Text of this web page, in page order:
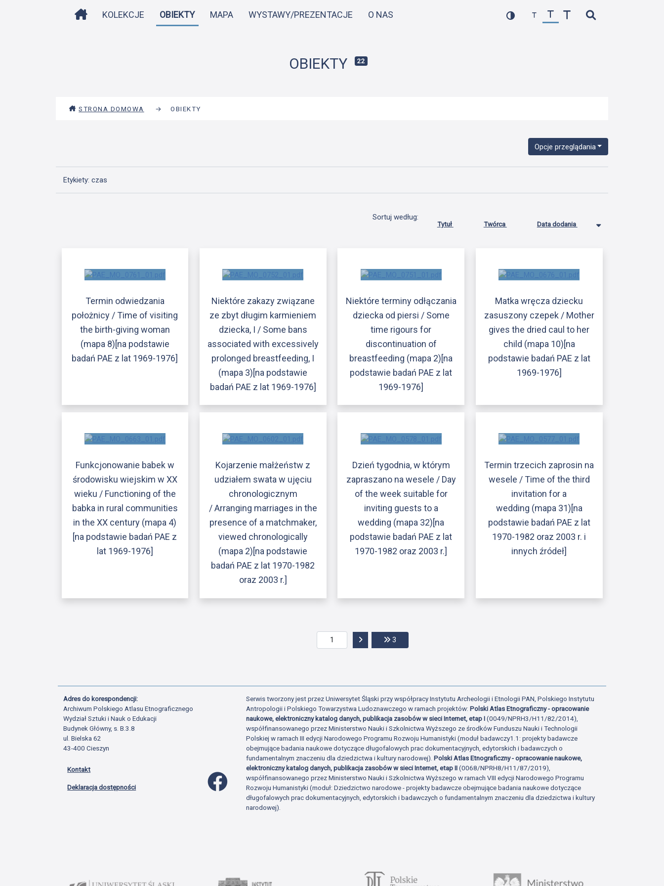
do
STRONA DOMOWA
KOLEKCJE OBIEKTY MAPA WYSTAWY/PREZENTACJE O NAS
OBIEKTY 22
STRONA DOMOWA → OBIEKTY
Opcje przeglądania
Etykiety: czas
Sortuj według:
Tytuł Twórca Data dodania
Termin odwiedzania
położnicy / Time of visiting
the birth-giving woman
(mapa 8)[na podstawie
badań PAE z lat 1969-1976]
Niektóre zakazy związane
ze zbyt długim karmieniem
dziecka, I / Some bans
associated with excessively
prolonged breastfeeding, I
(mapa 3)[na podstawie
badań PAE z lat 1969-1976]
Niektóre terminy odłączania
dziecka od piersi / Some
time rigours for
discontinuation of
breastfeeding (mapa 2)[na
podstawie badań PAE z lat
1969-1976]
Matka wręcza dziecku
zasuszony czepek / Mother
gives the dried caul to her
child (mapa 10)[na
podstawie badań PAE z lat
1969-1976]
Funkcjonowanie babek w
środowisku wiejskim w XX
wieku / Functioning of the
babka in rural communities
in the XX century (mapa 4)
[na podstawie badań PAE z
lat 1969-1976]
Kojarzenie małżeństw z
udziałem swata w ujęciu
chronologicznym
/ Arranging marriages in the
presence of a matchmaker,
viewed chronologically
(mapa 2)[na podstawie
badań PAE z lat 1970-1982
oraz 2003 r.]
Dzień tygodnia, w którym
zapraszano na wesele / Day
of the week suitable for
inviting guests to a
wedding (mapa 32)[na
podstawie badań PAE z lat
1970-1982 oraz 2003 r.]
Termin trzecich zaprosin na
wesele / Time of the third
invitation for a
wedding (mapa 31)[na
podstawie badań PAE z lat
1970-1982 oraz 2003 r. i
innych źródeł]
Przejdź do następnej strony
3
Adres do korespondencji:
Archiwum Polskiego Atlasu Etnograficznego
Wydział Sztuki i Nauk o Edukacji
Budynek Główny, s. B.3.8
ul. Bielska 62
43-400 Cieszyn
Kontakt
Deklaracja dostępności
Profil Facebook
Serwis tworzony jest przez Uniwersytet Śląski przy współpracy Instytutu Archeologii i Etnologii PAN, Polskiego Instytutu
Antropologii i Polskiego Towarzystwa Ludoznawczego w ramach projektów:Polski Atlas Etnograficzny - opracowanie
naukowe, elektroniczny katalog danych, publikacja zasobów w sieci Internet, etap I(0049/NPRH3/H11/82/2014),
współfinansowanego przez Ministerstwo Nauki i Szkolnictwa Wyższego ze środków Funduszu Nauki i Technologii
Polskiej w ramach III edycji Narodowego Programu Rozwoju Humanistyki (moduł badawczy1.1: projekty badawcze
obejmujące badania naukowe dotyczące długofalowych prac dokumentacyjnych, edytorskich i badawczych o
fundamentalnym znaczeniu dla dziedzictwa i kultury narodowej).Polski Atlas Etnograficzny - opracowanie naukowe,
elektroniczny katalog danych, publikacja zasobów w sieci Internet, etap II(0068/NPRH8/H11/87/2019),
współfinansowanego przez Ministerstwo Nauki i Szkolnictwa Wyższego w ramach VIII edycji Narodowego Programu
Rozwoju Humanistyki (moduł: Dziedzictwo narodowe - projekty badawcze obejmujące badania naukowe dotyczące
długofalowych prac dokumentacyjnych, edytorskich i badawczych o fundamentalnym znaczeniu dla dziedzictwa i kultury
narodowej).